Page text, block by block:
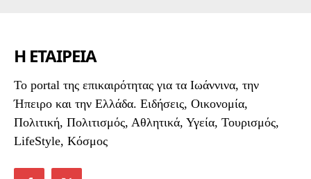
Η ΕΤΑΙΡΕΙΑ
To portal της επικαιρότητας για τα Ιωάννινα, την
Ήπειρο και την Ελλάδα. Ειδήσεις, Οικονομία,
Πολιτική, Πολιτισμός, Αθλητικά, Υγεία, Τουρισμός,
LifeStyle, Κόσμος